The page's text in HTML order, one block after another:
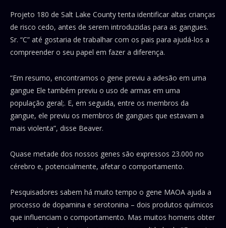
Projeto 180 de Salt Lake County tenta identificar altas crianças
de risco cedo, antes de serem introduzidas para as gangues.
Sr. “C” até gostaria de trabalhar com os pais para ajudá-los a
compreender o seu papel em fazer a diferença.
“Em resumo, encontramos o gene previu a adesão em uma
gangue Ele também previu o uso de armas em uma
população geral;. E, em seguida, entre os membros da
gangue, ele previu os membros de gangues que estavam a
mais violenta”, disse Beaver.
Quase metade dos nossos genes são expressos 23.000 no
cérebro e, potencialmente, afetar o comportamento.
Pesquisadores sabem há muito tempo o gene MAOA ajuda a
processo de dopamina e serotonina – dois produtos químicos
que influenciam o comportamento. Mas muitos homens obter